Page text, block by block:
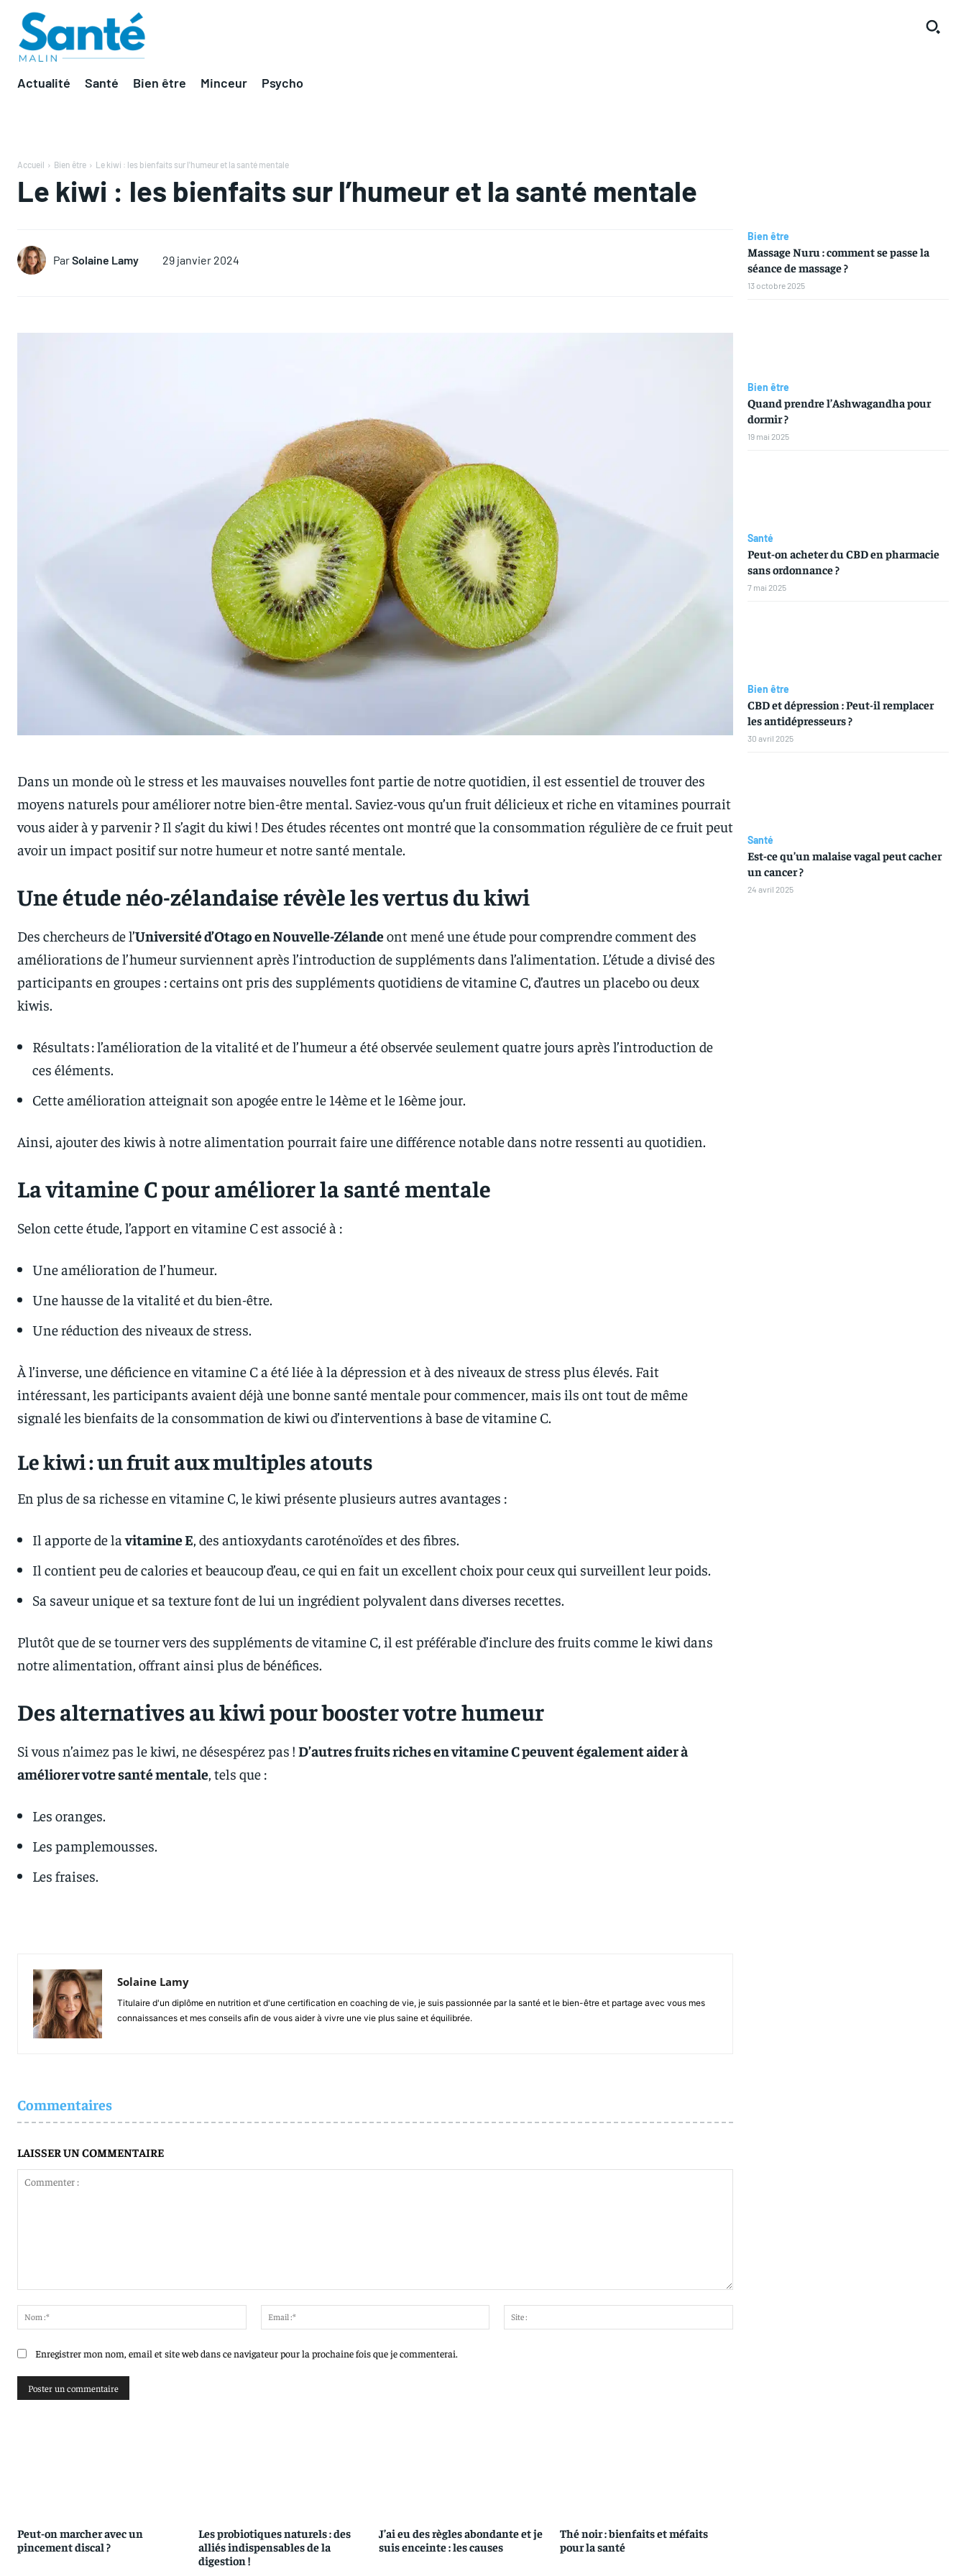
Actualité Santé Bien être Minceur Psycho
Accueil Bien être Le kiwi : les bienfaits sur l'humeur et la santé mentale
Le kiwi : les bienfaits sur l’humeur et la santé mentale
ParSolaine Lamy 29 janvier 2024
Dans un monde où le stress et les mauvaises nouvelles font partie de notre quotidien, il est essentiel de trouver des
moyens naturels pour améliorer notre bien-être mental. Saviez-vous qu’un fruit délicieux et riche en vitamines pourrait
vous aider à y parvenir ? Il s’agit du kiwi ! Des études récentes ont montré que la consommation régulière de ce fruit peut
avoir un impact positif sur notre humeur et notre santé mentale.
Une étude néo-zélandaise révèle les vertus du kiwi
Des chercheurs de l’Université d’Otago en Nouvelle-Zélandeont mené une étude pour comprendre comment des
améliorations de l’humeur surviennent après l’introduction de suppléments dans l’alimentation. L’étude a divisé des
participants en groupes : certains ont pris des suppléments quotidiens de vitamine C, d’autres un placebo ou deux
kiwis.
Résultats : l’amélioration de la vitalité et de l’humeur a été observée seulement quatre jours après l’introduction de
ces éléments.
Cette amélioration atteignait son apogée entre le 14ème et le 16ème jour.
Ainsi, ajouter des kiwis à notre alimentation pourrait faire une différence notable dans notre ressenti au quotidien.
La vitamine C pour améliorer la santé mentale
Selon cette étude, l’apport en vitamine C est associé à :
Une amélioration de l’humeur.
Une hausse de la vitalité et du bien-être.
Une réduction des niveaux de stress.
À l’inverse, une déficience en vitamine C a été liée à la dépression et à des niveaux de stress plus élevés. Fait
intéressant, les participants avaient déjà une bonne santé mentale pour commencer, mais ils ont tout de même
signalé les bienfaits de la consommation de kiwi ou d’interventions à base de vitamine C.
Le kiwi : un fruit aux multiples atouts
En plus de sa richesse en vitamine C, le kiwi présente plusieurs autres avantages :
Il apporte de lavitamine E , des antioxydants caroténoïdes et des fibres.
Il contient peu de calories et beaucoup d’eau, ce qui en fait un excellent choix pour ceux qui surveillent leur poids.
Sa saveur unique et sa texture font de lui un ingrédient polyvalent dans diverses recettes.
Plutôt que de se tourner vers des suppléments de vitamine C, il est préférable d’inclure des fruits comme le kiwi dans
notre alimentation, offrant ainsi plus de bénéfices.
Des alternatives au kiwi pour booster votre humeur
Si vous n’aimez pas le kiwi, ne désespérez pas ! D’autres fruits riches en vitamine C peuvent également aider à
améliorer votre santé mentale , tels que :
Les oranges.
Les pamplemousses.
Les fraises.
Solaine Lamy
Titulaire d'un diplôme en nutrition et d'une certification en coaching de vie, je suis passionnée par la santé et le bien-être et partage avec vous mes
connaissances et mes conseils afin de vous aider à vivre une vie plus saine et équilibrée.
Commentaires
LAISSER UN COMMENTAIRE
:*
Email
:*
:
Enregistrer mon nom, email et site web dans ce navigateur pour la prochaine fois que je commenterai.
Peut-on marcher avec un
pincement discal ?
Les probiotiques naturels : des
alliés indispensables de la
digestion !
J’ai eu des règles abondante et je
suis enceinte : les causes
Thé noir : bienfaits et méfaits
pour la santé
Bien être
Massage Nuru : comment se passe la
séance de massage ?
13 octobre 2025
Bien être
Quand prendre l’Ashwagandha pour
dormir ?
19 mai 2025
Santé
Peut-on acheter du CBD en pharmacie
sans ordonnance ?
7 mai 2025
Bien être
CBD et dépression : Peut-il remplacer
les antidépresseurs ?
30 avril 2025
Santé
Est-ce qu’un malaise vagal peut cacher
un cancer ?
24 avril 2025